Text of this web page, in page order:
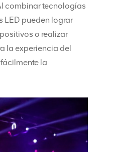
combinar tecnologías
LED pueden lograr
o realizar
la experiencia del
la